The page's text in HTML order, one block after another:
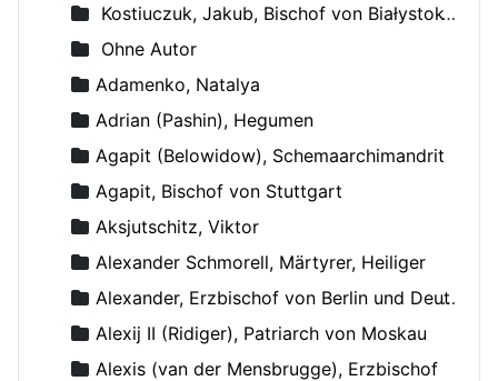
Kostiuczuk, Jakub, Bischof von Białystok und Gdańsk
Ohne Autor
Adamenko, Natalya
Adrian (Pashin), Hegumen
Agapit (Belowidow), Schemaarchimandrit
Agapit, Bischof von Stuttgart
Aksjutschitz, Viktor
Alexander Schmorell, Märtyrer, Heiliger
Alexander, Erzbischof von Berlin und Deutschland
Alexij II (Ridiger), Patriarch von Moskau
Alexis (van der Mensbrugge), Erzbischof